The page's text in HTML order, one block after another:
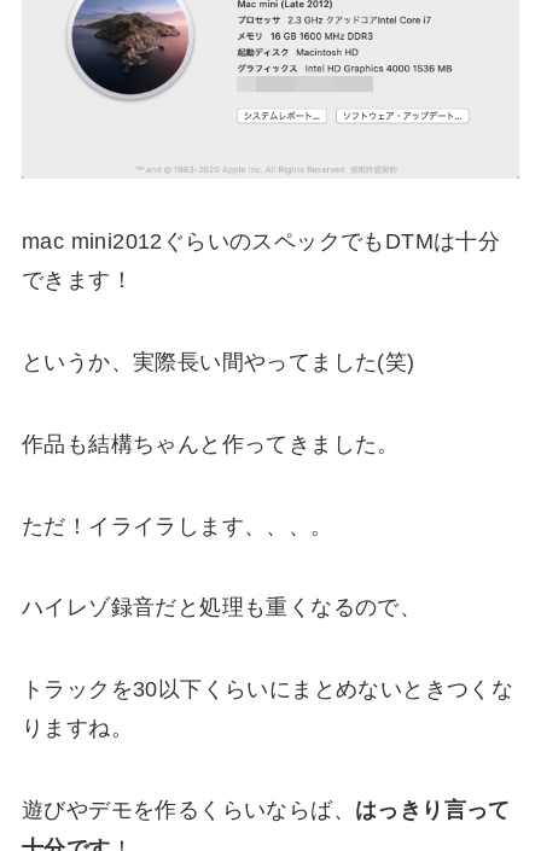
mac mini2012ぐらいのスペックでもDTMは十分
できます！
というか、実際長い間やってました(笑)
作品も結構ちゃんと作ってきました。
ただ！イライラします、、、。
ハイレゾ録音だと処理も重くなるので、
トラックを30以下くらいにまとめないときつくな
りますね。
遊びやデモを作るくらいならば、 はっきり言って